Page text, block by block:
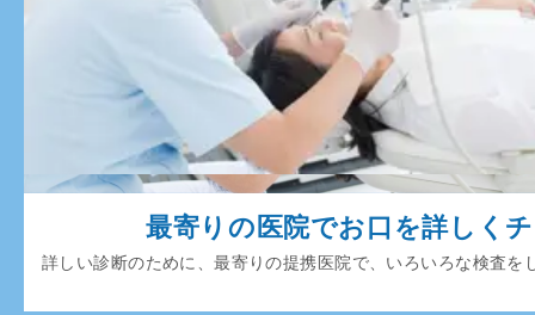
最寄りの医院でお口を詳しく
詳しい診断のために、最寄りの提携医院で、いろいろな検査を